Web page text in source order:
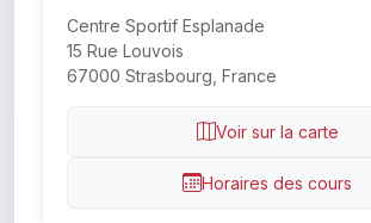
Centre Sportif Esplanade
15 Rue Louvois
67000 Strasbourg, France
Voir sur la carte
Horaires des cours